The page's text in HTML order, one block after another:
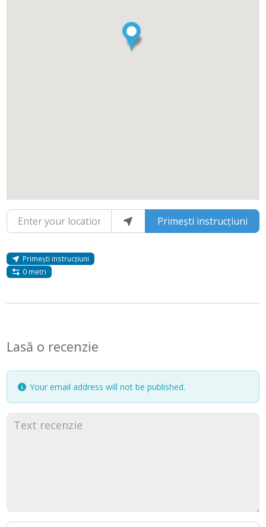
Enter your location
Primești instrucțiuni
Primești instrucțiuni
0 metri
Lasă o recenzie
Your email address will not be published.